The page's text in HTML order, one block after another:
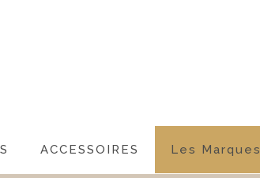
ACCESSOIRES Les Marques